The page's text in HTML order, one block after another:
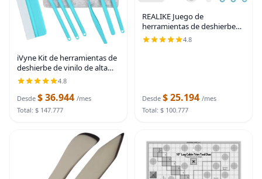
iVyne Kit de herramientas de
deshierbe de vinilo de alta
calidad y recolector de
desechos de deshierbe
herramientas de agarre
suave con bayas,
4.8
Desde $ 36.944 /mes
Total: $ 147.777
REALIKE Juego de
herramientas de deshierbe
de vinilo, kit de herramientas
de vinilo para manualidades,
4.8
Desde $ 25.194 /mes
Total: $ 100.777